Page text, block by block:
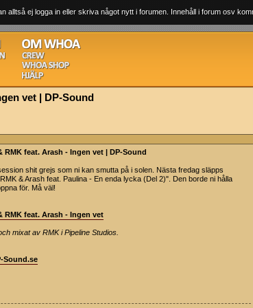
alltså ej logga in eller skriva något nytt i forumen. Innehåll i forum osv
vet | DP-Sound
RMK feat. Arash - Ingen vet | DP-Sound
shit grejs som ni kan smutta på i solen. Nästa fredag släpps
& Arash feat. Paulina - En enda lycka (Del 2)". Den borde ni hålla
för. Må väl!
RMK feat. Arash - Ingen vet
mixat av RMK i Pipeline Studios.
Sound.se